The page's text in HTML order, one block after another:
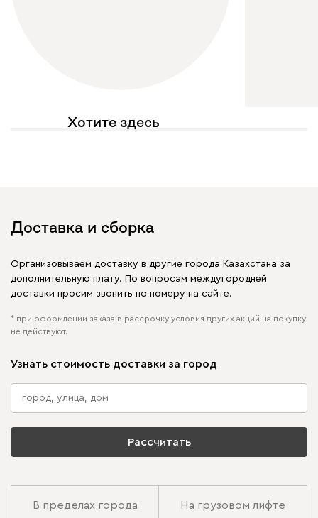
Хотите здесь
Доставка и сборка
Организовываем доставку в другие города Казахстана за
дополнительную плату. По вопросам междугородней
доставки просим звонить по номеру на сайте.
* при оформлении заказа в рассрочку условия других акций на покупку
не действуют.
Узнать стоимость доставки за город
Рассчитать
В пределах города На грузовом лифте